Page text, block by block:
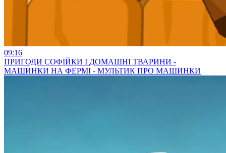
09:16
ПРИГОДИ СОФІЙКИ І ДОМАШНІ ТВАРИНИ -
МАШИНКИ НА ФЕРМІ - МУЛЬТИК ПРО МАШИНКИ